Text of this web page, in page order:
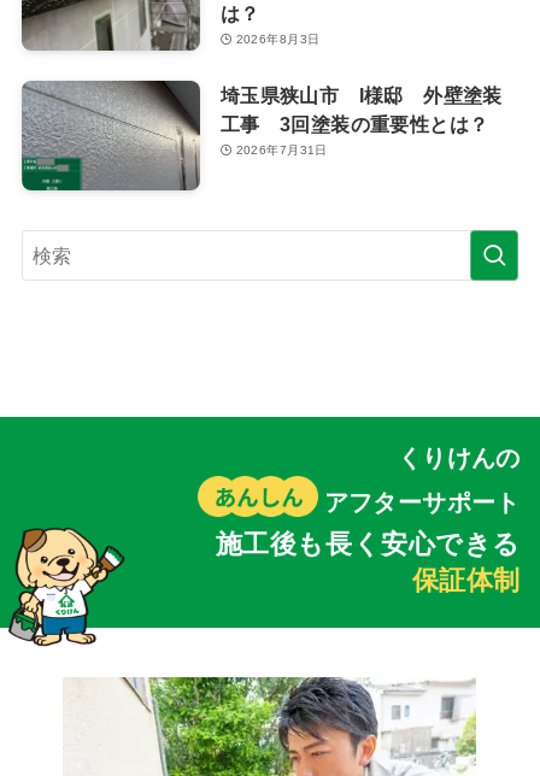
は？
2026年8月3日
埼玉県狭山市 I様邸 外壁塗装
工事 3回塗装の重要性とは？
2026年7月31日
くりけんの
アフターサポート
施工後も長く安心できる
保証体制